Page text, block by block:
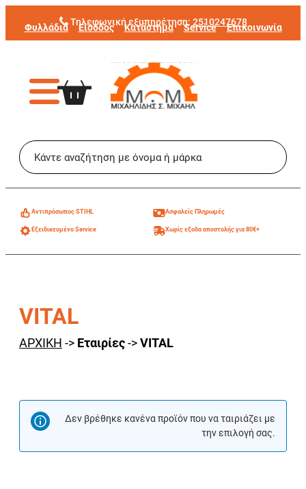
Μετάβαση
στο
Τηλεφωνική εξυπηρέτηση: 2510247678
Φυλλάδια Είσοδος Κατάστημα Service Επικοινωνία
Aντιπρόσωπος STIHL Ασφαλείς Πληρωμές
Εξειδικευμένο Service Χωρίς εξοδα αποστολής για 80€+
VITAL
ΑΡΧΙΚΗ -> Εταιρίες->VITAL
Δεν βρέθηκε κανένα προϊόν που να ταιριάζει με
την επιλογή σας.